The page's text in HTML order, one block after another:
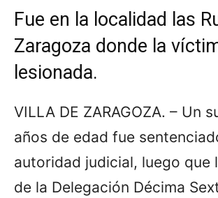
Fue en la localidad las
Zaragoza donde la
lesionada.
VILLA DE ZARAGOZA. – Un
años de edad fue
autoridad judicial, luego que
de la Delegación Décima